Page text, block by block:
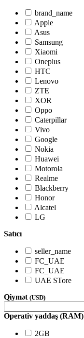
brand_name
Apple
Asus
Samsung
Xiaomi
Oneplus
HTC
Lenovo
ZTE
XOR
Oppo
Caterpillar
Vivo
Google
Nokia
Huawei
Motorola
Realme
Blackberry
Honor
Alcatel
LG
Satıcı
seller_name
FC_UAE
FC_UAE
UAE STore
Qiymət (USD)
Operativ yaddaş (RAM)
2GB